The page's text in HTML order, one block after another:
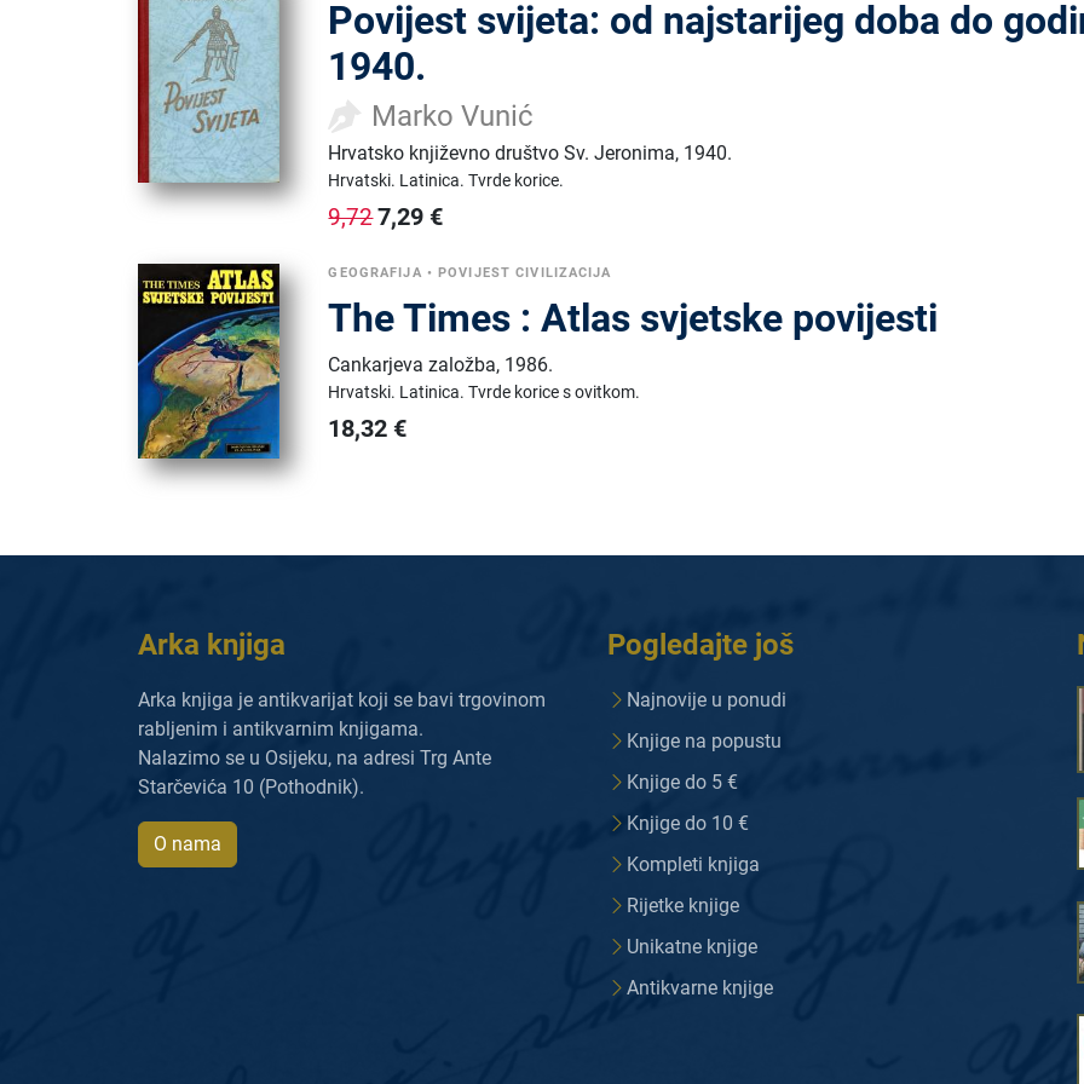
Povijest svijeta: od najstarijeg doba do
1940.
Marko Vunić
Hrvatsko književno društvo Sv. Jeronima, 1940.
Hrvatski. Latinica.Tvrde korice.
9,727,29 €
GEOGRAFIJA •POVIJEST CIVILIZACIJA
The Times : Atlas svjetske povijesti
Cankarjeva založba, 1986.
Hrvatski. Latinica.Tvrde korice s ovitkom.
18,32 €
Arka knjiga
Arka knjiga je antikvarijat koji se bavi trgovinom
rabljenim i antikvarnim knjigama.
Nalazimo se u Osijeku, na adresi Trg Ante
Starčevića 10 (Pothodnik).
O nama
Pogledajte još
Najnovije u ponudi
Knjige na popustu
Knjige do 5 €
Knjige do 10 €
Kompleti knjiga
Rijetke knjige
Unikatne knjige
Antikvarne knjige